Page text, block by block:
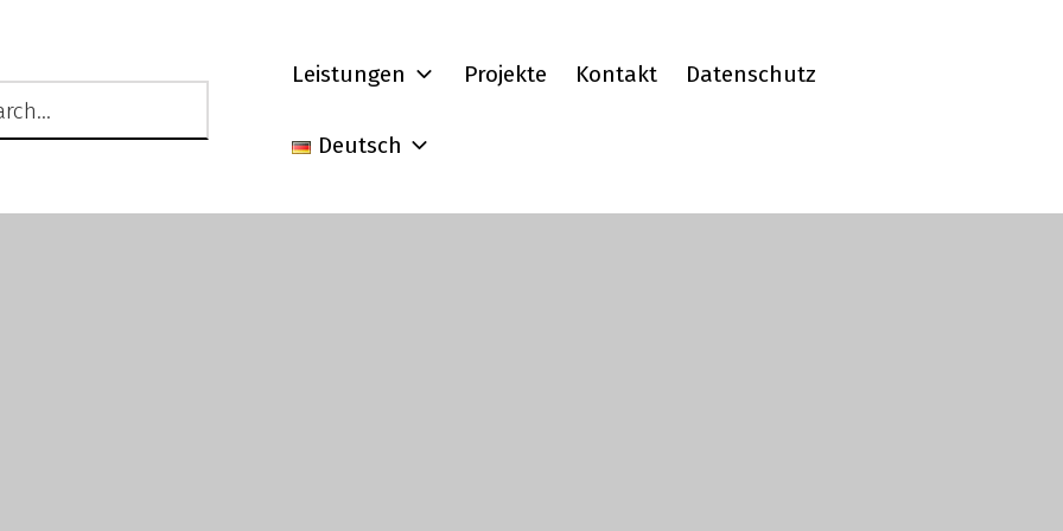
Leistungen Projekte Kontakt Datenschutz
Deutsch